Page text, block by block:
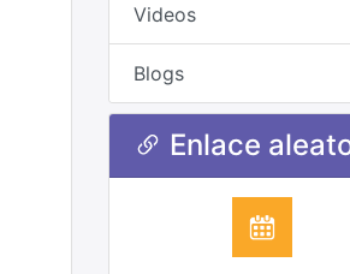
Videos
Blogs
Enlace